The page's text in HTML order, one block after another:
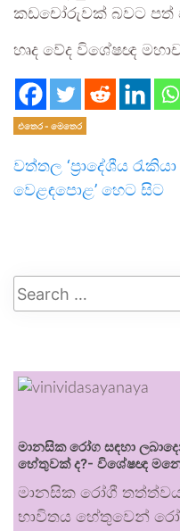
කඩචෝරුවක් බවට පත්
හෘද වේද විශේෂඥ
එතෙර - මෙතෙර
වත්තල ‘ප්‍රාදේශීය රැකියා
වෙළඳපොළ’ හෙට සිට
මානසික රෝග සඳහා
හේතුවක් ද?- විශේෂඥ
මානසික රෝගී
භාවිතය හේතුවෙන්